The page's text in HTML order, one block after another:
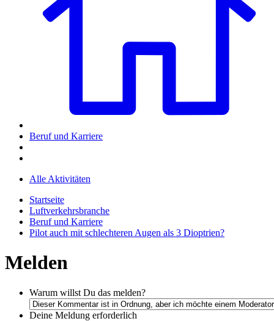
Beruf und Karriere
Alle Aktivitäten
Startseite
Luftverkehrsbranche
Beruf und Karriere
Pilot auch mit schlechteren Augen als 3 Dioptrien?
Melden
Warum willst Du das melden?
Deine Meldung erforderlich